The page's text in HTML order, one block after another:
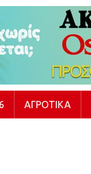
ΑΓΡΟΤΙΚΆ